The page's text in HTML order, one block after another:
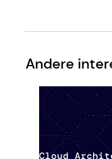
Andere
Cloud